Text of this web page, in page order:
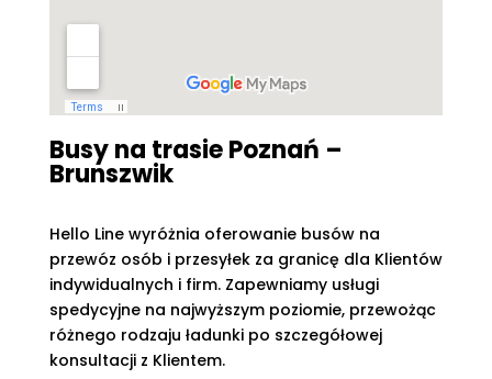
Busy na trasie Poznań –
Brunszwik
Hello Line wyróżnia oferowanie busów na
przewóz osób i przesyłek za granicę dla Klientów
indywidualnych i firm. Zapewniamy usługi
spedycyjne na najwyższym poziomie, przewożąc
różnego rodzaju ładunki po szczegółowej
konsultacji z Klientem.